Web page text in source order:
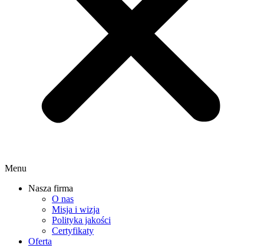
Menu
Nasza firma
O nas
Misja i wizja
Polityka jakości
Certyfikaty
Oferta